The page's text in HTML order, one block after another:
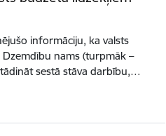
informāciju, ka valsts
nams (turpmāk –
sestā stāva darbību,…